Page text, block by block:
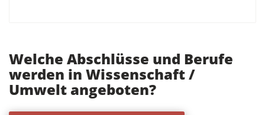
Welche Abschlüsse und Berufe
werden in Wissenschaft /
Umwelt angeboten?